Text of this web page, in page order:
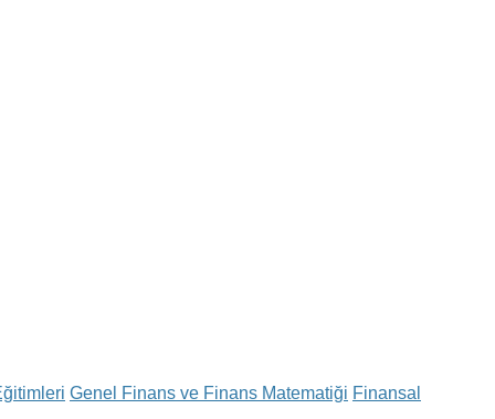
Genel Finans ve Finans Matematiği Finansal